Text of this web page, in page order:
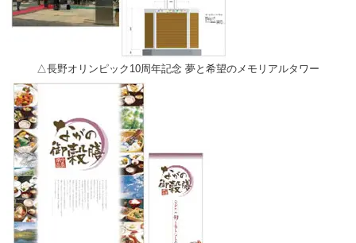
△長野オリンピック10周年記念 夢と希望のメモリアルタワー